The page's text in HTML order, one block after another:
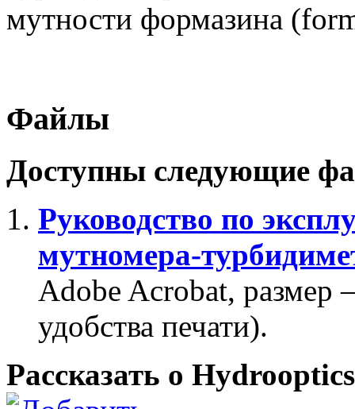
мутности формазина
Файлы
Доступны следующие
Руководство по
мутномера-
Adobe Acrobat,
удобства печати).
Рассказать о